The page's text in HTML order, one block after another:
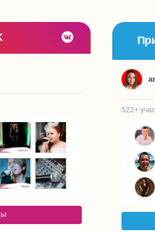
522+